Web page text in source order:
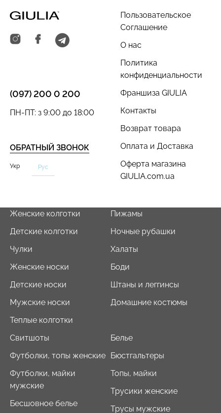
Пользовательское
Соглашение
О нас
Политика
конфиденциальности
Франшиза GIULIA
Контакты
Возврат товара
Оплата и Доставка
Оферта магазина
GIULIA.com.ua
(097) 200 0 200
ОБРАТНЫЙ ЗВОНОК
ПН-ПТ: з 9:00 до 18:00
Укр Рус
Женские колготки
Детские колготки
Чулки
Женские носки
Детские носки
Мужские носки
Теплые колготки
Пижамы
Ночные рубашки
Халаты
Боди
Штаны и леггинсы
Домашние костюмы
Свитшоты
Футболки, топы женские
Футболки, майки
мужские
Бесшовное белье
Белье
Бюстгальтеры
Топы, майки
Трусики женские
Трусы мужские
Велосипедки с пуш-ап
эффектом бесшовные
хипстеры HIPSTER BRIEFS
230 грн.329 грн.